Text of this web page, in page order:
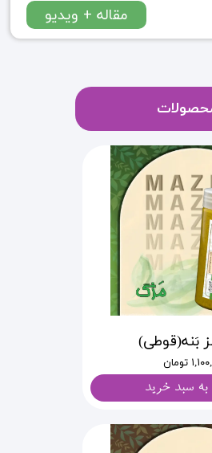
مقاله + ویدیو
بَنه(قوطی)
تومان
به سبد خرید